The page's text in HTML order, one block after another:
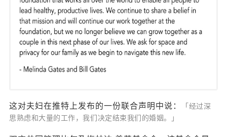
这对夫妇在推特上发布的一份联合声明中说：
「经过深
思熟虑和大量的工作，我们决定结束我们的婚姻。」